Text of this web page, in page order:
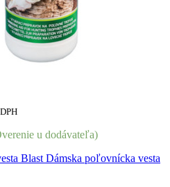
u dodávateľa)
Dámska poľovnícka vesta